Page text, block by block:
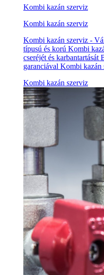
Kombi kazán szerviz
Kombi kazán szerviz
Kombi kazán szerviz -
típusú és korú Kombi
cseréjét és karbantartását
garanciával Kombi kazán
Kombi kazán szerviz